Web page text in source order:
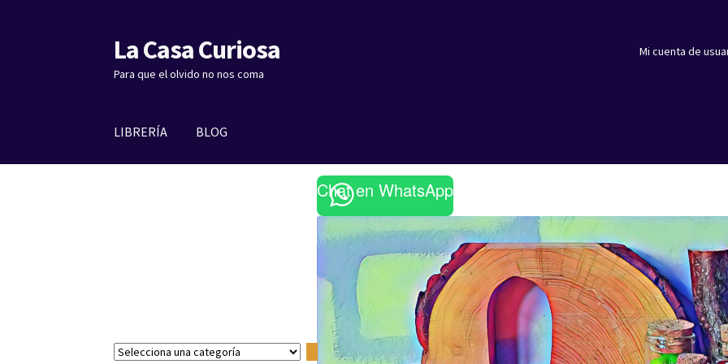
Ir
a
la
Ir
al
contenido
La Casa Curiosa
Para que el olvido no nos coma
Mi cuenta de
LIBRERÍA BLOG
S
Chat en WhatsApp